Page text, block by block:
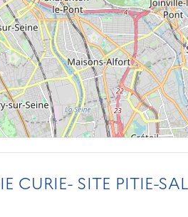
CURIE- SITE PITIE-